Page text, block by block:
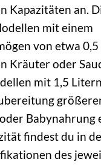
Kapazitäten an.
mit einem
von etwa
Kräuter oder
mit 1,5
Babynahrung
findest du in
des